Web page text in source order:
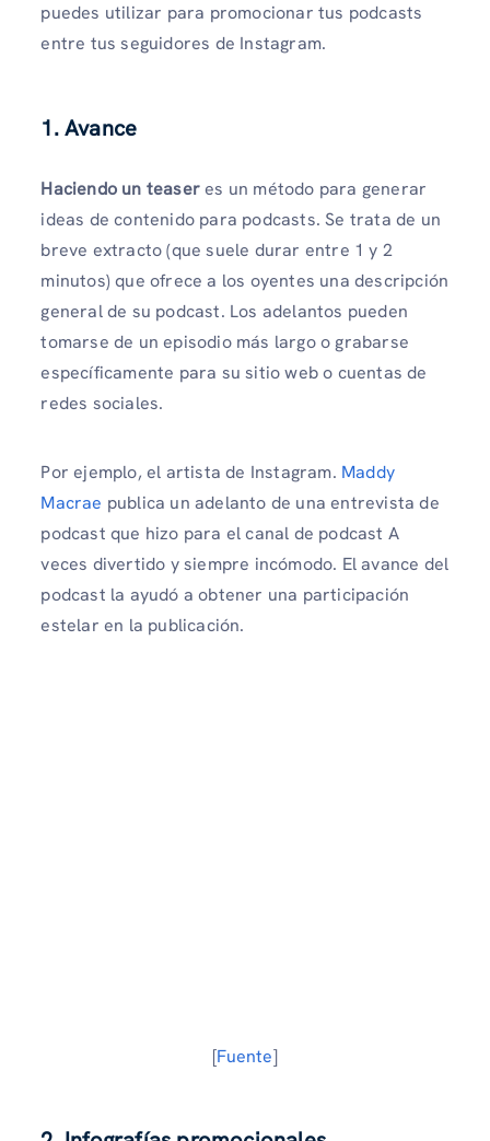
puedes utilizar para promocionar tus podcasts
entre tus seguidores de Instagram.
1. Avance
Haciendo un teaseres un método para generar
ideas de contenido para podcasts. Se trata de un
breve extracto (que suele durar entre 1 y 2
minutos) que ofrece a los oyentes una descripción
general de su podcast. Los adelantos pueden
tomarse de un episodio más largo o grabarse
específicamente para su sitio web o cuentas de
redes sociales.
Por ejemplo, el artista de Instagram. Maddy
Macrae publica un adelanto de una entrevista de
podcast que hizo para el canal de podcast A
veces divertido y siempre incómodo. El avance del
podcast la ayudó a obtener una participación
estelar en la publicación.
[Fuente]